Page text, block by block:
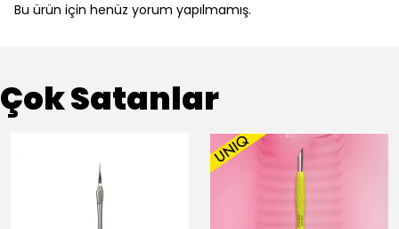
Bu ürün için henüz yorum yapılmamış.
Çok Satanlar